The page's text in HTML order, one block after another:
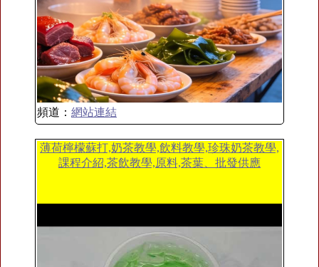
頻道： 網站連結
薄荷檸檬蘇打,奶茶教學,飲料教學,珍珠奶茶教學,
課程介紹,茶飲教學,原料,茶葉、批發供應